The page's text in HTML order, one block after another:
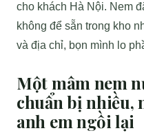
cho khách Hà Nội. Nem
không để sẵn trong kho
và địa chỉ, bọn mình lo
Một mâm nem
chuẩn bị nhiều,
anh em ngồi lại